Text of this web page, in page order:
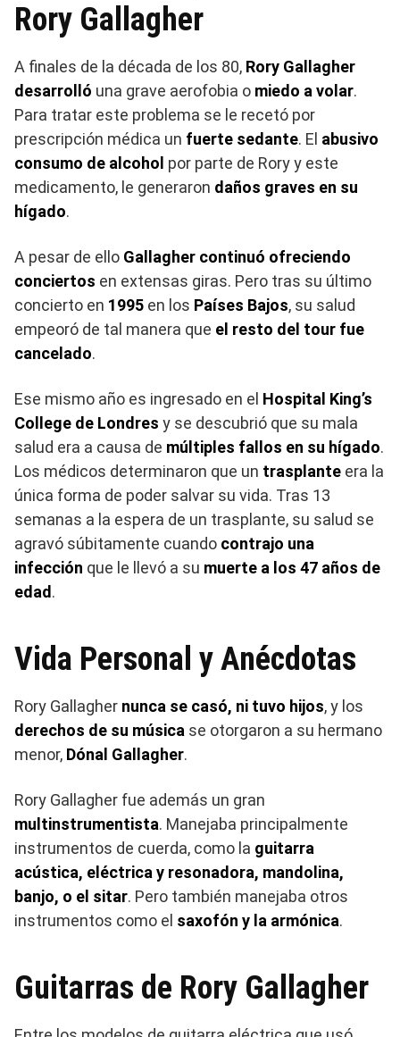
Rory Gallagher
A finales de la década de los 80, Rory Gallagher
desarrolló una grave aerofobia o miedo a volar.
Para tratar este problema se le recetó por
prescripción médica un fuerte sedante. El abusivo
consumo de alcohol por parte de Rory y este
medicamento, le generaron daños graves en su
hígado.
A pesar de ello Gallagher continuó ofreciendo
conciertos en extensas giras. Pero tras su último
concierto en 1995 en los Países Bajos, su salud
empeoró de tal manera que el resto del tour fue
cancelado.
Ese mismo año es ingresado en el Hospital King’s
College de Londres y se descubrió que su mala
salud era a causa de múltiples fallos en su hígado.
Los médicos determinaron que un trasplante era la
única forma de poder salvar su vida. Tras 13
semanas a la espera de un trasplante, su salud se
agravó súbitamente cuando contrajo una
infección que le llevó a su muerte a los 47 años de
edad .
Vida Personal y Anécdotas
Rory Gallagher nunca se casó, ni tuvo hijos, y los
derechos de su música se otorgaron a su hermano
menor, Dónal Gallagher.
Rory Gallagher fue además un gran
multinstrumentista. Manejaba principalmente
instrumentos de cuerda, como la guitarra
acústica, eléctrica y resonadora, mandolina,
banjo, o el sitar. Pero también manejaba otros
instrumentos como el saxofón y la armónica.
Guitarras de Rory Gallagher